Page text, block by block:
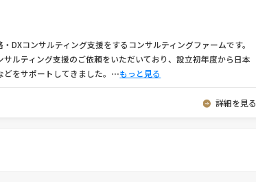
DXコンサルティング支援をするコンサルティングファームです。
ルティング支援のご依頼をいただいており、設立初年度から日本
をサポートしてきました。 ⋯もっと見る
詳細を見る